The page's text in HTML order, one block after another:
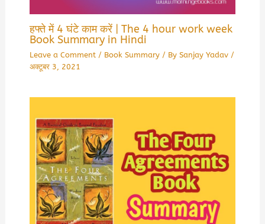
हफ्ते में 4 घंटे काम करें | The 4 hour work week
Book Summary in Hindi
Leave a Comment / Book Summary/ By Sanjay Yadav /
अक्टूबर 3, 2021